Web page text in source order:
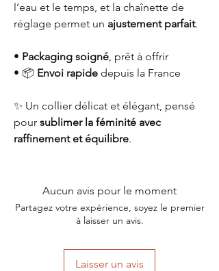
l’eau et le temps, et la chaînette de
réglage permet un ajustement parfait.
• Packaging soigné, prêt à offrir
• 📦 Envoi rapide depuis la France
✨ Un collier délicat et élégant, pensé
pour sublimer la féminité avec
raffinement et équilibre.
Aucun avis pour le moment
Partagez votre expérience, soyez le premier
à laisser un avis.
Laisser un avis